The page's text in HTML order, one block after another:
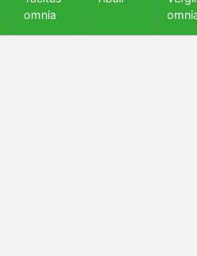
omnia